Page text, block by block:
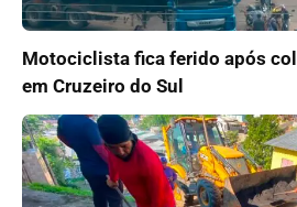
Motociclista fica ferido após
em Cruzeiro do Sul